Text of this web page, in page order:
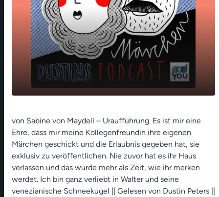
play_arrow
00:00 07:48
von Sabine von Maydell – Uraufführung. Es ist mir eine
Ehre, dass mir meine Kollegenfreundin ihre eigenen
Märchen geschickt und die Erlaubnis gegeben hat, sie
exklusiv zu veröffentlichen. Nie zuvor hat es ihr Haus
verlassen und das wurde mehr als Zeit, wie ihr merken
werdet. Ich bin ganz verliebt in Walter und seine
venezianische Schneekugel || Gelesen von Dustin Peters ||